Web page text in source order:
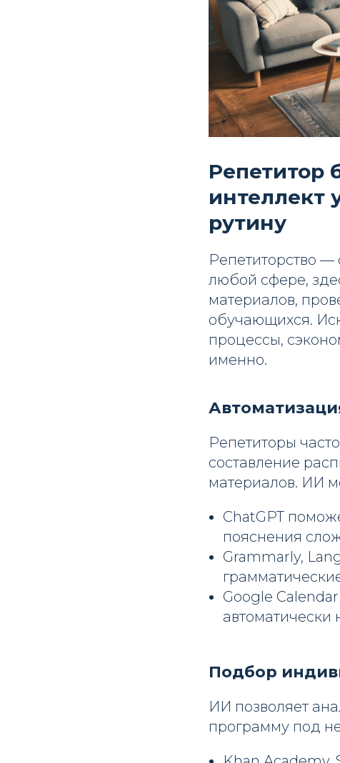
Репетитор
интеллект
рутину
Репетиторство —
любой сфере,
материалов,
обучающихся.
процессы,
именно.
Репетиторы
составление
материалов. ИИ
ChatGPT
пояснения
Grammarly,
Google
автоматически
Подбор
ИИ позволяет
программу под